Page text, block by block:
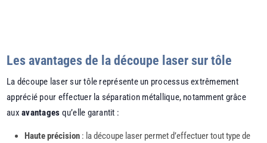
Les avantages de la découpe laser sur tôle
La découpe laser sur tôle représente un processus extrêmement
apprécié pour effectuer la séparation métallique, notamment grâce
auxavantages qu’elle garantit :
Haute précision : la découpe laser permet d’effectuer tout type de